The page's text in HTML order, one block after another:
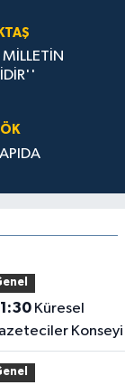
Küresel
Konseyi
Mehmet Ali
Gazetemize